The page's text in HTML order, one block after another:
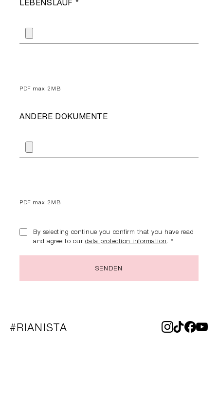
LEBENSLAUF *
PDF max. 2MB
ANDERE DOKUMENTE
PDF max. 2MB
By selecting continue you confirm that you have read
and agree to our data protection information . *
SENDEN
#RIANISTA